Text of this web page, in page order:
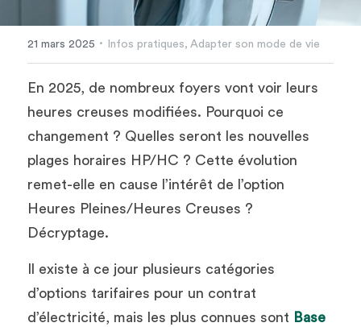
21 mars 2025 · Infos pratiques, Adapter son mode de vie
En 2025, de nombreux foyers vont voir leurs
heures creuses modifiées. Pourquoi ce
changement ? Quelles seront les nouvelles
plages horaires HP/HC ? Cette évolution
remet-elle en cause l’intérêt de l’option
Heures Pleines/Heures Creuses ?
Décryptage.
Il existe à ce jour plusieurs catégories
d’options tarifaires pour un contrat
d’électricité, mais les plus connues sont Base